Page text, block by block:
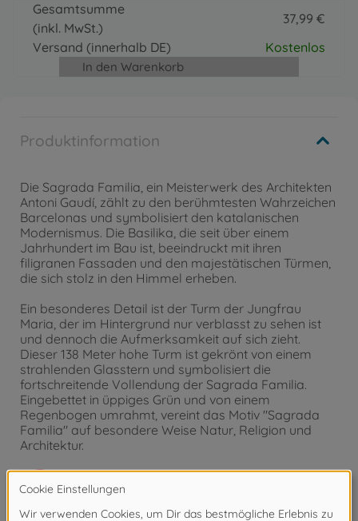
Produktinformation
Die Sagrada Familia, ein Meisterwerk des Architekten
Antoni Gaudí, zählt zu den berühmtesten Wahrzeichen
Barcelonas und symbolisiert den katalanischen
Modernismus. Die Basilika, die seit über einem
Jahrhundert im Bau ist, beeindruckt mit ihren
filigranen Fassaden und den majestätischen Türmen,
die sich stolz in den Himmel erheben.
Ein besonderes Detail ist der Turm der Jungfrau
Maria, der im Hintergrund nur verblasst zu sehen ist
und dennoch die Aufmerksamkeit auf sich zieht.
Dieser 138 Meter hohe Turm ist gekrönt von einem
strahlenden Glasstern und symbolisiert die
fortschreitende Vollendung der Sagrada Familia.
Eingebettet in üppiges Grün und von einem
Regenbogen umrahmt, vereint das Motiv "Sagrada
Familia" auf besondere Weise Natur, Religion und
Architektur.
Achtung!Nicht geeignet für Kinder unter 3
Jahren. Erstickungsgefahr durch Kleinteile.
Gesamtsumme
(inkl. MwSt.)
37,99 €
Versand (innerhalb DE) Kostenlos
In den Warenkorb